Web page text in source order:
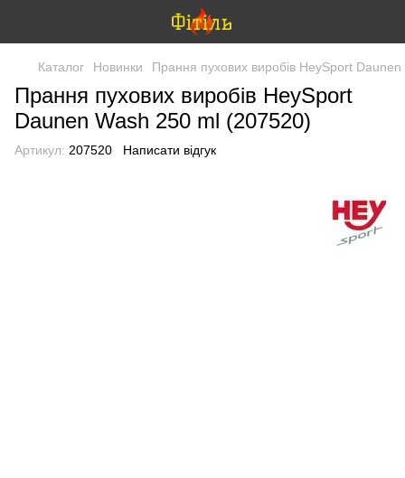
Каталог Новинки Прання пухових виробів HeySport
Прання пухових виробів HeySport
Daunen Wash 250 ml (207520)
Артикул: 207520 Написати відгук